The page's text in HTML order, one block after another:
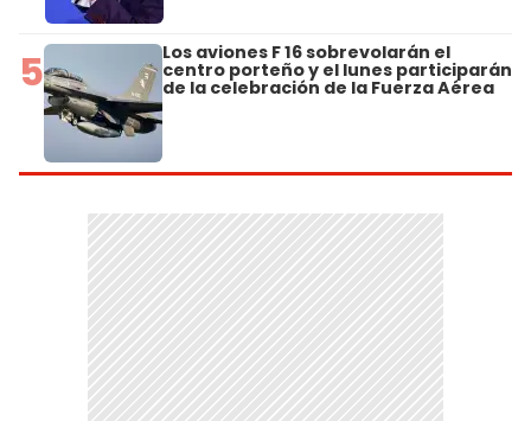
5 Los aviones F 16 sobrevolarán el
centro porteño y el lunes participarán
de la celebración de la Fuerza Aérea